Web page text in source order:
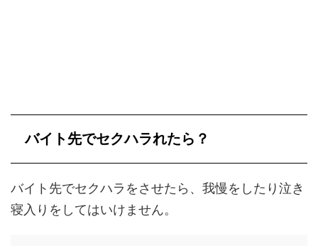
バイト先でセクハラれたら？
バイト先でセクハラをさせたら、我慢をしたり泣き
寝入りをしてはいけません。